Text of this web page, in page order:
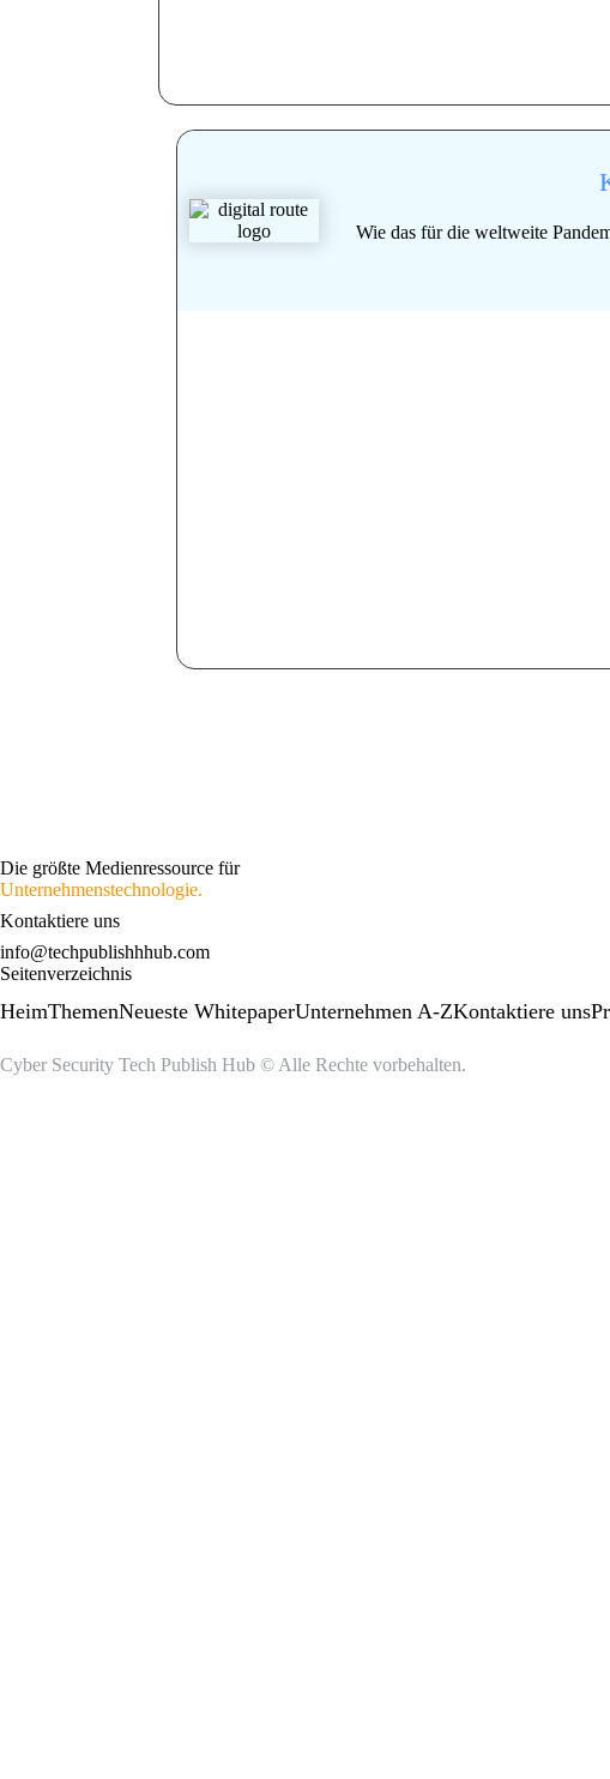
Wie das für die weltweite
Die größte Medienressource für
Unternehmenstechnologie.
Kontaktiere uns
info@techpublishhhub.com
Seitenverzeichnis
HeimThemenNeueste WhitepaperUnternehmen A-ZKontaktiere uns
Cyber ​​Security Tech Publish Hub © Alle Rechte vorbehalten.